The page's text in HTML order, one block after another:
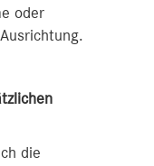
oder
die